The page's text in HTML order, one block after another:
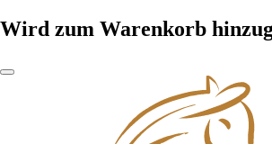
Wird zum Warenkorb